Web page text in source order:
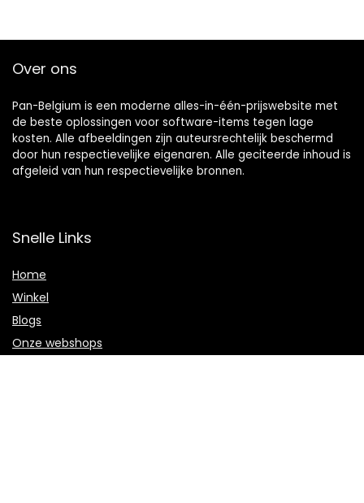
Over ons
Pan-Belgium is een moderne alles-in-één-prijswebsite met
de beste oplossingen voor software-items tegen lage
kosten. Alle afbeeldingen zijn auteursrechtelijk beschermd
door hun respectievelijke eigenaren. Alle geciteerde inhoud is
afgeleid van hun respectievelijke bronnen.
Snelle Links
Home
Winkel
Blogs
Onze webshops